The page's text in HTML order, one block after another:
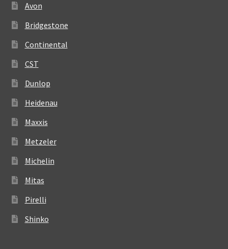
Avon
Bridgestone
Continental
CST
Dunlop
Heidenau
Maxxis
Metzeler
Michelin
Mitas
Pirelli
Shinko